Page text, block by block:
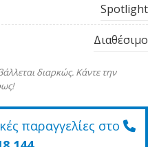
Spotlight
Διαθέσιμο
διαρκώς. Κάντε την
παραγγελίες στο